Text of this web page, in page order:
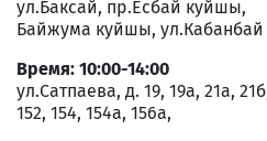
ул.Баксай, пр.Есбай куйшы,
Байжума куйшы, ул.Кабанбай
Время: 10:00-14:00
ул.Сатпаева, д. 19, 19а, 21а,
152, 154, 154а, 156а,